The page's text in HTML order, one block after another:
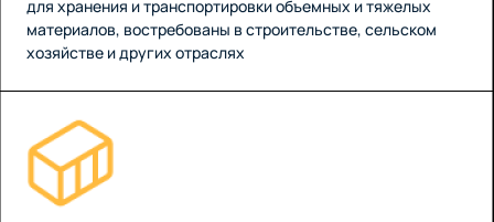
для хранения и транспортировки объемных и тяжелых
материалов, востребованы в строительстве, сельском
хозяйстве и других отраслях